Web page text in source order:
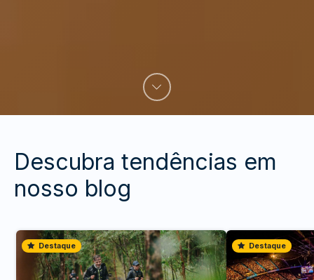
Descubra tendências em
nosso blog
Destaque Destaque